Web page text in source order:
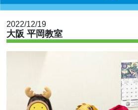
2022/12/19
大阪 平岡教室